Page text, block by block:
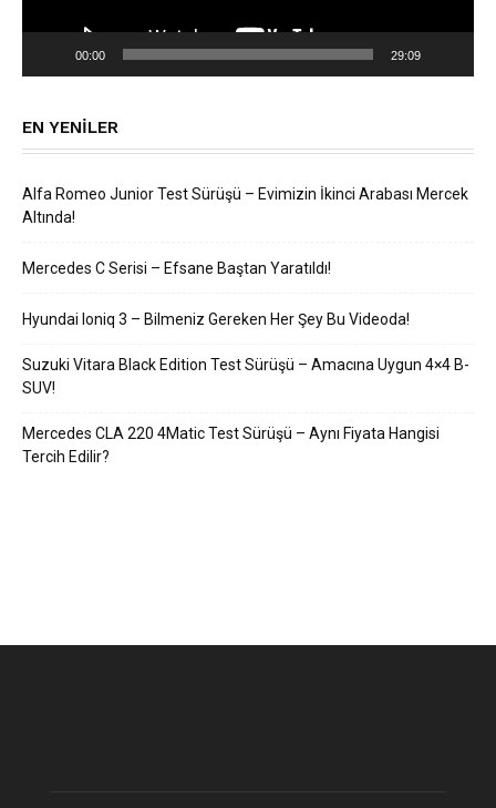
00:00 29:09
EN YENILER
Alfa Romeo Junior Test Sürüşü – Evimizin İkinci Arabası Mercek
Altında!
Mercedes C Serisi – Efsane Baştan Yaratıldı!
Hyundai Ioniq 3 – Bilmeniz Gereken Her Şey Bu Videoda!
Suzuki Vitara Black Edition Test Sürüşü – Amacına Uygun 4×4 B-
SUV!
Mercedes CLA 220 4Matic Test Sürüşü – Aynı Fiyata Hangisi
Tercih Edilir?